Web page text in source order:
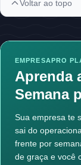
Voltar ao topo
EMPRESAPRO
Aprenda
Semana
Sua empresa te
sai do
frente por
de graça e você